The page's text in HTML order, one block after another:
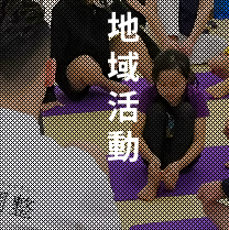
地
域
活
動